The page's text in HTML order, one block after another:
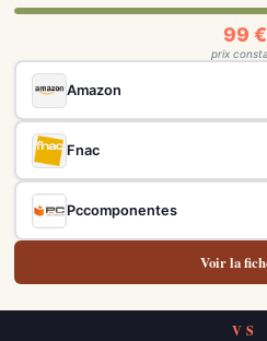
99 €
prix
Amazon
Fnac
Pccomponentes
Voir la
VS